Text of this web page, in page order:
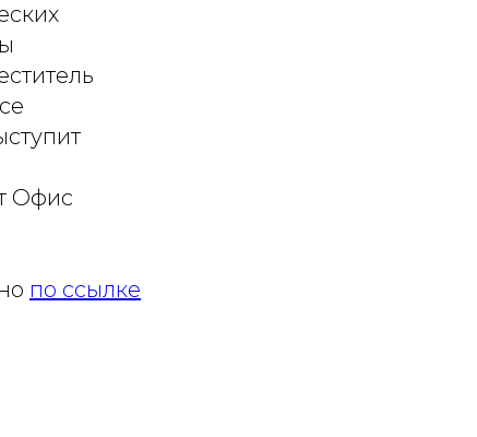
Офис
по ссылке